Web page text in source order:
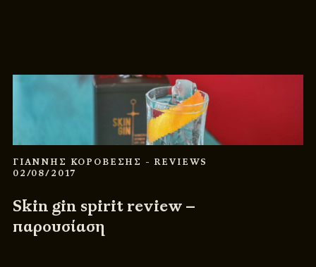
ΓΙΑΝΝΗΣ ΚΟΡΟΒΕΣΗΣ - REVIEWS
02/08/2017
Skin gin spirit review –
παρουσίαση